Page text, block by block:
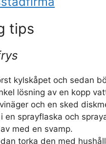
tips
kylskåpet och sedan
lösning av en kopp
och en sked
en sprayflaska och
med en svamp.
torka den med